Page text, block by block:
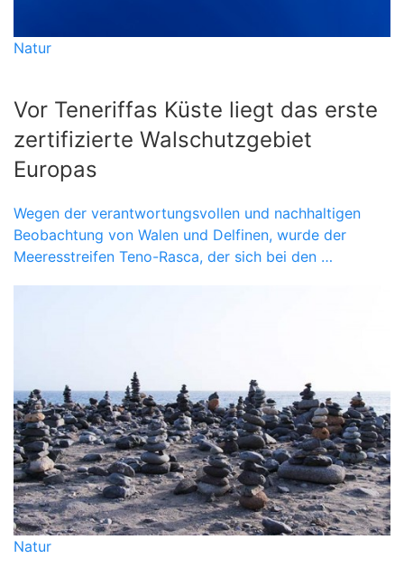
Natur
Vor Teneriffas Küste liegt das erste
zertifizierte Walschutzgebiet
Europas
Wegen der verantwortungsvollen und nachhaltigen
Beobachtung von Walen und Delfinen, wurde der
Meeresstreifen Teno-Rasca, der sich bei den …
Natur